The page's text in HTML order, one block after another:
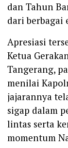
dan Tahun
dari berbagai
Apresiasi
Ketua
Tangerang,
menilai
jajarannya
sigap dalam
lintas serta
momentum